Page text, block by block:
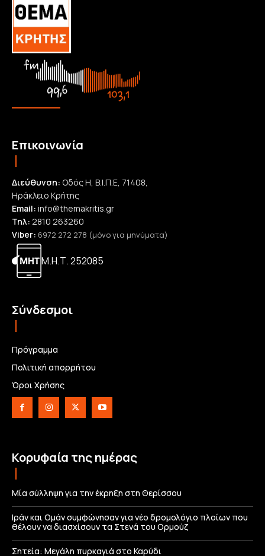
Επικοινωνία
Διεύθυνση: Οδός Η, Β.Ι.Π.Ε, 71408,
Ηράκλειο Κρήτης
Email: info@themakritis.gr
Τηλ: 2810 263260
Viber: 6972 272 278 (μόνο για μηνύματα)
Μ.Η.Τ. 252085
Σύνδεσμοι
Πρόγραμμα
Πολιτική απορρήτου
Όροι Χρήσης
Κορυφαία της ημέρας
Μία σύλληψη για την έκρηξη στη Θερίσσου
Ιράν και Ομάν συμφώνησαν για νέο δρομολόγιο πλοίων που
θέλουν να διασχίσουν τα Στενά του Ορμούζ
Σητεία: Μεγάλη πυρκαγιά στο Καρύδι